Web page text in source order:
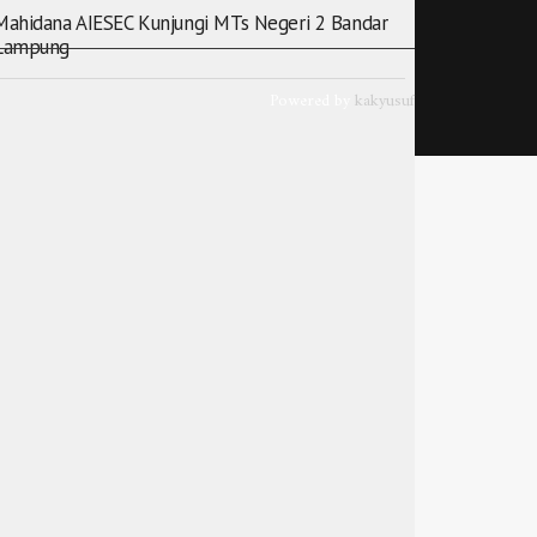
AIESEC Kunjungi MTs Negeri 2 Bandar
kakyusuf